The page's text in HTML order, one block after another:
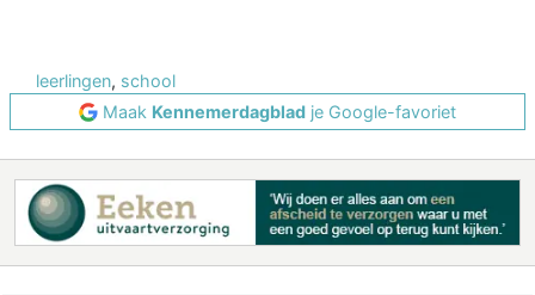
leerlingen, school
Maak Kennemerdagblad je Google-favoriet